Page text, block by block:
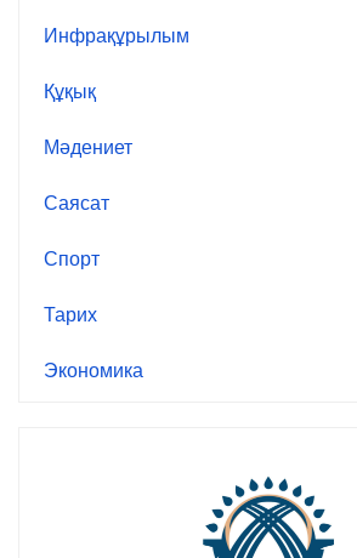
Инфрақұрылым
Құқық
Мәдениет
Саясат
Спорт
Тарих
Экономика